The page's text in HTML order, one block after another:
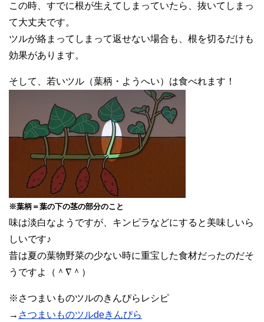
この時、すでに根が生えてしまっていたら、抜いてしまっ
て大丈夫です。
ツルが絡まってしまって返せない場合も、根を切るだけも
効果があります。
そして、若いツル（葉柄・ようへい）は食べれます！
※葉柄＝葉の下の茎の部分のこと
味は淡白なようですが、キンピラなどにすると美味しいら
しいです♪
昔は夏の葉物野菜の少ない時に重宝した食材だったのだそ
うですよ（＾∇＾）
※さつまいものツルのきんぴらレシピ
→ さつまいものツルdeきんぴら